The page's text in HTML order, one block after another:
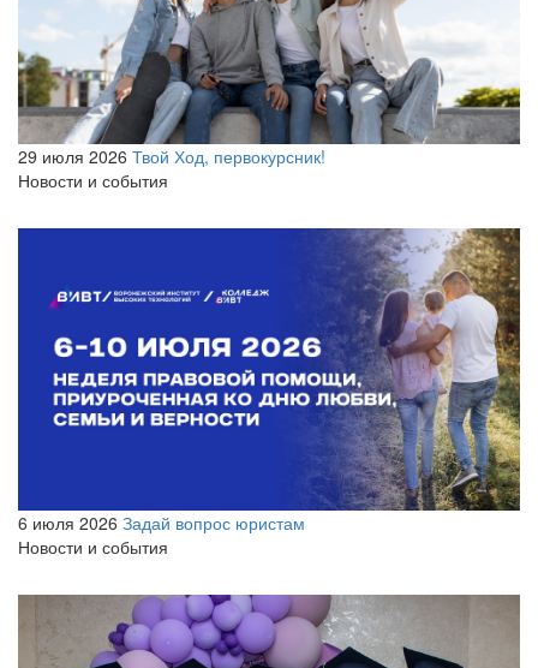
29 июля 2026 Твой Ход, первокурсник!
Новости и события
6 июля 2026 Задай вопрос юристам
Новости и события